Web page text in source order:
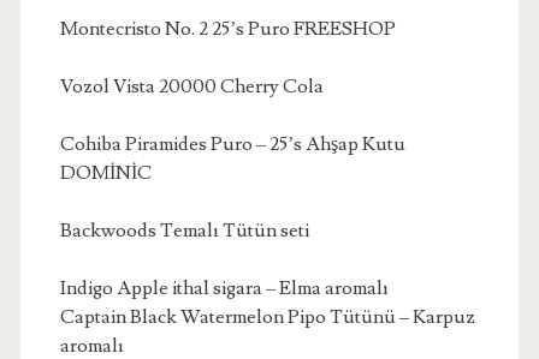
Montecristo No. 2 25’s Puro FREESHOP
Vozol Vista 20000 Cherry Cola
Cohiba Piramides Puro – 25’s Ahşap Kutu
DOMİNİC
Backwoods Temalı Tütün seti
Indigo Apple ithal sigara – Elma aromalı
Captain Black Watermelon Pipo Tütünü – Karpuz
aromalı